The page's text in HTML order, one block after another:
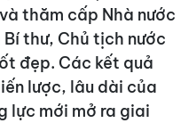
thăm cấp Nhà nước
thư, Chủ tịch nước
đẹp. Các kết quả
lược, lâu dài của
lực mới mở ra giai